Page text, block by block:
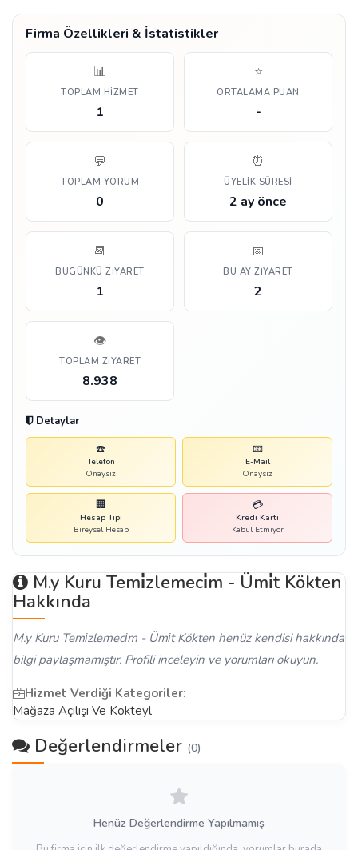
Firma Özellikleri & İstatistikler
📊
TOPLAM HIZMET
1
⭐
ORTALAMA PUAN
-
💬
TOPLAM YORUM
0
⏰
ÜYELIK SÜRESI
2 ay önce
📆
BUGÜNKÜ ZIYARET
1
📅
BU AY ZIYARET
2
👁️
TOPLAM ZIYARET
8.938
Detaylar
☎️
Telefon
Onaysız
📧
E-Mail
Onaysız
🏢
Hesap Tipi
Bireysel Hesap
💳
Kredi Kartı
Kabul Etmiyor
M.y Kuru Temi̇zlemeci̇m - Ümi̇t Kökten
Hakkında
M.y Kuru Temi̇zlemeci̇m - Ümi̇t Kökten henüz kendisi hakkında
bilgi paylaşmamıştır. Profili inceleyin ve yorumları okuyun.
Hizmet Verdiği Kategoriler:
Mağaza Açılışı Ve Kokteyl
Değerlendirmeler (0)
Henüz Değerlendirme Yapılmamış